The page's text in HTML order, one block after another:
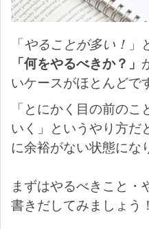
「やることが多い！ 」
「何をやるべきか？」
いケースがほとんどで
「とにかく目の前の
いく」というやり方だ
に余裕がない状態にな
まずはやるべきこと・
書きだしてみましょう！